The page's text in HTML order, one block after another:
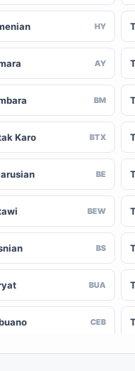
HY
AY
BM
Karo BTX
BE
BEW
BS
BUA
CEB